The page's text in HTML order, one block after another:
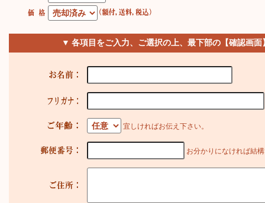
▼ 各項目をご入力、ご選択の上、最下部の【確認画
宜しければお伝え下さい。
お分かりになければ結